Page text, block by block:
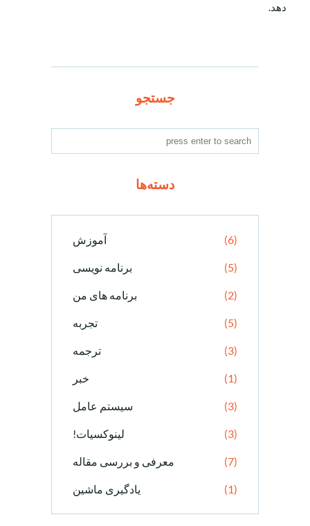
دهد.
جستجو
دسته‌ها
آموزش (6)
برنامه نویسی (5)
برنامه های من (2)
تجربه (5)
ترجمه (3)
خبر (1)
سیستم عامل (3)
لینوکسیات! (3)
معرفی و بررسی مقاله (7)
یادگیری ماشین (1)